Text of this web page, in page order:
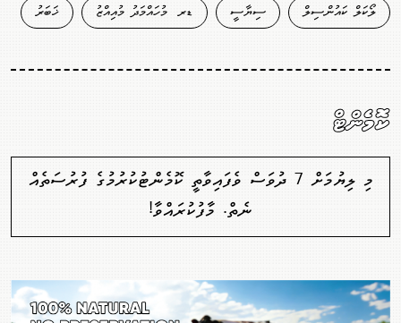
ލޯކަލް ކައުންސިލް
ސިޔާސީ ޑރ. މުހައްމަދު މުއިއްޒު ޚަބަރު
ކޮމެންޓް
މި ލިޔުމަށް 7 ދުވަސް ވެފައިވާތީ ކޮމެންޓުކުރުމުގެ ފުރުސަތެއް
ނެތް. މާފުކުރައްވާ!